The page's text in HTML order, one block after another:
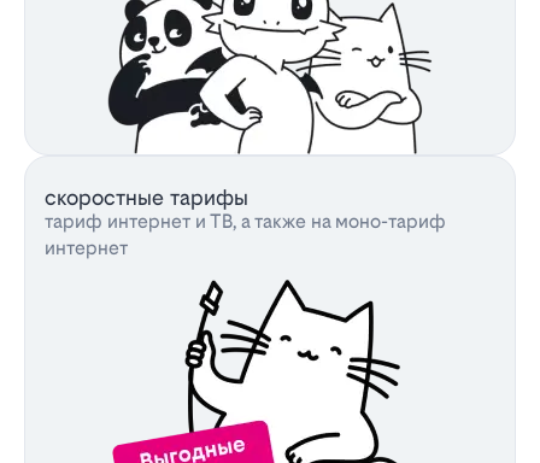
скоростные тарифы
тариф интернет и ТВ, а также на моно-тариф
интернет